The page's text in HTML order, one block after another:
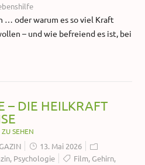
… oder warum es so viel Kraft
– und wie befreiend es ist, bei
– DIE HEILKRAFT
SEHEN
13. Mai 2026
, Psychologie Film,Gehirn,